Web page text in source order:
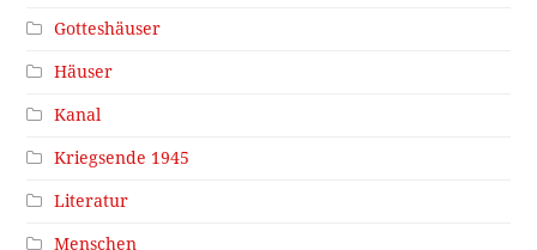
Gotteshäuser
Häuser
Kanal
Kriegsende 1945
Literatur
Menschen